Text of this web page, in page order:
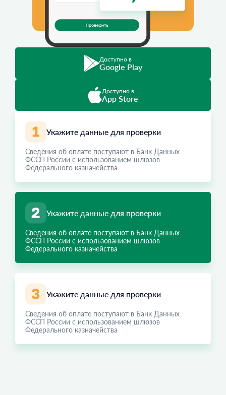
Укажите данные для проверки
Сведения об оплате поступают в Банк Данных
ФССП России с использованием шлюзов
Федерального казначейства
Укажите данные для проверки
Сведения об оплате поступают в Банк Данных
ФССП России с использованием шлюзов
Федерального казначейства
Укажите данные для проверки
Сведения об оплате поступают в Банк Данных
ФССП России с использованием шлюзов
Федерального казначейства
Доступно в
Google Play
Доступно в
App Store